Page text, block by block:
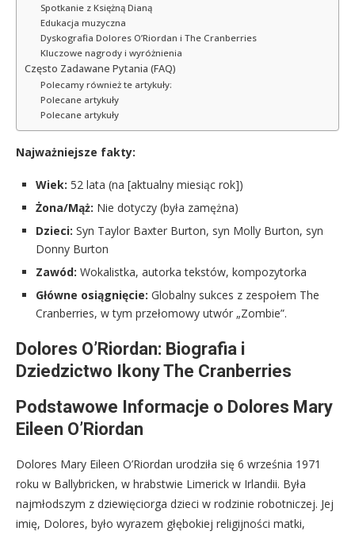
Spotkanie z Księżną Dianą
Edukacja muzyczna
Dyskografia Dolores O’Riordan i The Cranberries
Kluczowe nagrody i wyróżnienia
Często Zadawane Pytania (FAQ)
Polecamy również te artykuły:
Polecane artykuły
Polecane artykuły
Najważniejsze fakty:
Wiek: 52 lata (na [aktualny miesiąc rok])
Żona/Mąż: Nie dotyczy (była zamężna)
Dzieci: Syn Taylor Baxter Burton, syn Molly Burton, syn
Donny Burton
Zawód: Wokalistka, autorka tekstów, kompozytorka
Główne osiągnięcie: Globalny sukces z zespołem The
Cranberries, w tym przełomowy utwór „Zombie”.
Dolores O’Riordan: Biografia i
Dziedzictwo Ikony The Cranberries
Podstawowe Informacje o Dolores Mary
Eileen O’Riordan
Dolores Mary Eileen O’Riordan urodziła się 6 września 1971
roku w Ballybricken, w hrabstwie Limerick w Irlandii. Była
najmłodszym z dziewięciorga dzieci w rodzinie robotniczej. Jej
imię, Dolores, było wyrazem głębokiej religijności matki,